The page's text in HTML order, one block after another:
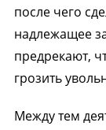
после чего
надлежащее
предрекают,
грозить
Между тем